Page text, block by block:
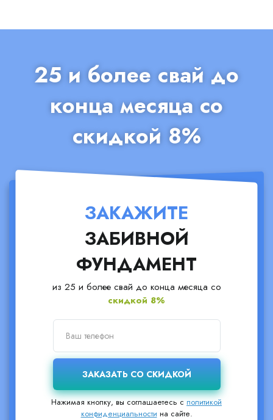
25 и более свай до
конца месяца со
скидкой 8%
ЗАКАЖИТЕ
ЗАБИВНОЙ
ФУНДАМЕНТ
из 25 и более свай до конца месяца со
скидкой 8%
Нажимая кнопку, вы соглашаетесь сполитикой
конфиденциальности на сайте.